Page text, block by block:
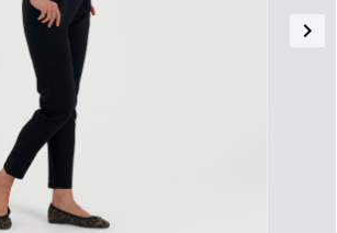
keyboard_arrow_right